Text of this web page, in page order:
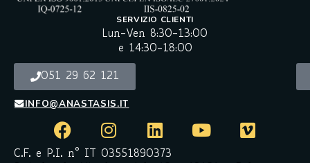
SERVIZIO CLIENTI
Lun-Ven 8:30-13:00
e 14:30-18:00
051 29 62 121
INFO@ANASTASIS.IT
C.F. e P.I. n° IT 03551890373